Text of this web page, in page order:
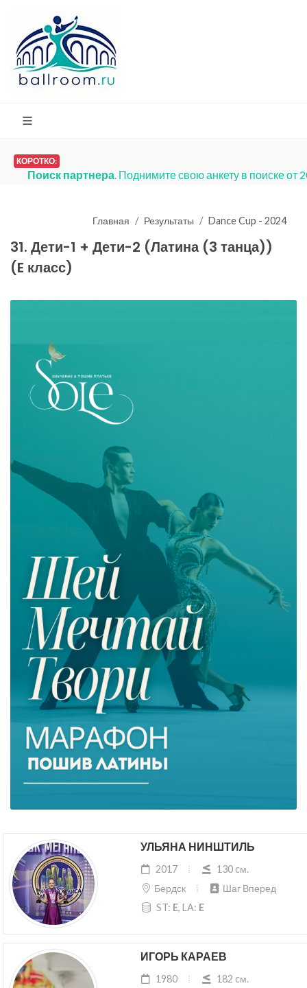
КОРОТКО:
Поиск партнера. Поднимите свою анкету в поиске от
Главная Результаты Dance Cup - 2024
31. Дети-1 + Дети-2 (Латина (3 танца))
(E класс)
УЛЬЯНА НИНШТИЛЬ
2017
130 cм.
Бердск
Шаг Вперед
ST: E, LA: E
ИГОРЬ КАРАЕВ
1980
182 cм.